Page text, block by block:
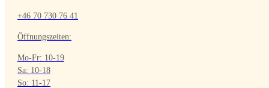
+46 70 730 76 41
Öffnungszeiten:
Mo-Fr: 10-19
Sa: 10-18
So: 11-17